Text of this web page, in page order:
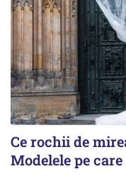
Ce rochii de
Modelele pe